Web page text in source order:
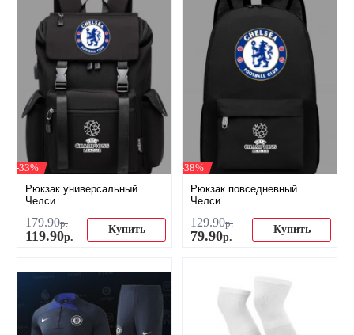
-33%
Рюкзак универсальный
Челси
179.90р.
119.90р.
Купить
-38%
Рюкзак повседневный
Челси
129.90р.
79.90р.
Купить